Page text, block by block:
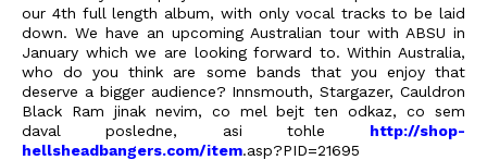
our 4th full length album, with only vocal tracks to be laid
down. We have an upcoming Australian tour with ABSU in
January which we are looking forward to. Within Australia,
who do you think are some bands that you enjoy that
deserve a bigger audience? Innsmouth, Stargazer, Cauldron
Black Ram jinak nevim, co mel bejt ten odkaz, co sem
daval posledne, asi tohle http://shop-
hellsheadbangers.com/item.asp?PID=21695